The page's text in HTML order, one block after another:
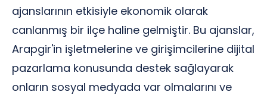
ajanslarının etkisiyle ekonomik olarak
canlanmış bir ilçe haline gelmiştir. Bu ajanslar,
Arapgir'in işletmelerine ve girişimcilerine dijital
pazarlama konusunda destek sağlayarak
onların sosyal medyada var olmalarını ve